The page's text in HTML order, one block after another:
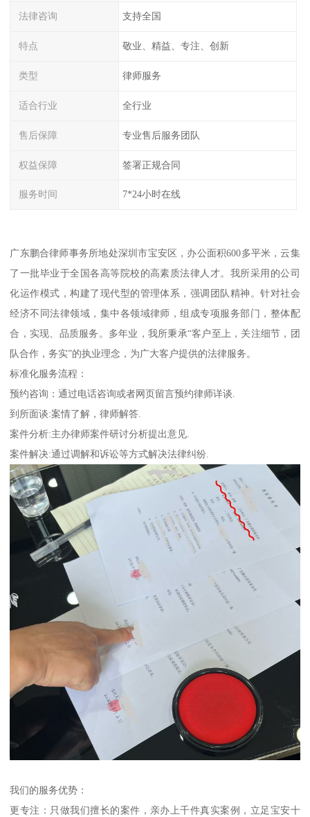
法律咨询 支持全国
特点 敬业、精益、专注、创新
类型 律师服务
适合行业 全行业
售后保障 专业售后服务团队
权益保障 签署正规合同
服务时间 7*24小时在线
广东鹏合律师事务所地处深圳市宝安区，办公面积600多平米，云集
了一批毕业于全国各高等院校的高素质法律人才。我所采用的公司
化运作模式，构建了现代型的管理体系，强调团队精神。针对社会
经济不同法律领域，集中各领域律师，组成专项服务部门，整体配
合，实现、品质服务。多年业，我所秉承“客户至上，关注细节，团
队合作，务实”的执业理念，为广大客户提供的法律服务。
标准化服务流程：
预约咨询：通过电话咨询或者网页留言预约律师详谈.
到所面谈:案情了解，律师解答.
案件分析:主办律师案件研讨分析提出意见.
案件解决:通过调解和诉讼等方式解决法律纠纷.
我们的服务优势：
更专注：只做我们擅长的案件，亲办上千件真实案例，立足宝安十